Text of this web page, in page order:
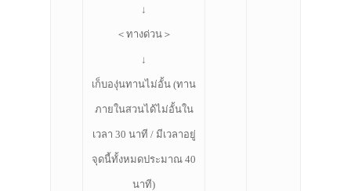
↓
＜ทางด่วน＞
↓
เก็บองุ่นทานไม่อั้น (ทาน
ภายในสวนได้ไม่อั้นใน
เวลา 30 นาที / มีเวลาอยู่
จุดนี้ทั้งหมดประมาณ 40
นาที)